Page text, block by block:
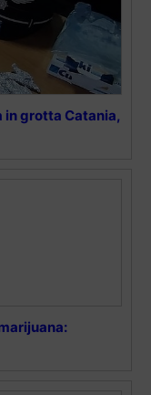
in grotta Catania,